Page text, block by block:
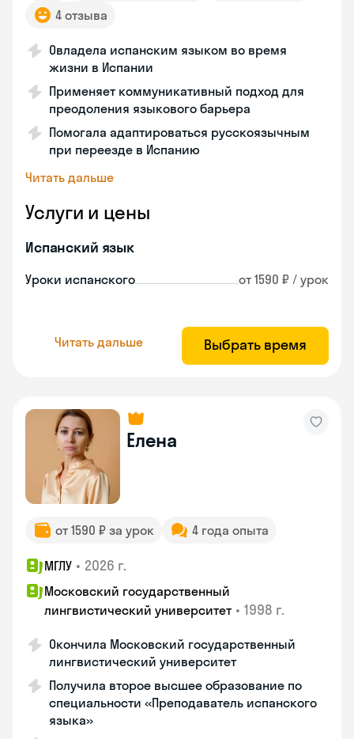
4 отзыва
Овладела испанским языком во время
жизни в Испании
Применяет коммуникативный подход для
преодоления языкового барьера
Помогала адаптироваться русскоязычным
при переезде в Испанию
Читать дальше
Услуги и цены
Испанский язык
Уроки испанского от 1590 ₽ / урок
Читать дальше Выбрать время
Елена
от 1590 ₽ за урок 4 года опыта
МГЛУ • 2026 г.
Московский государственный
лингвистический университет • 1998 г.
Окончила Московский государственный
лингвистический университет
Получила второе высшее образование по
специальности «Преподаватель испанского
языка»